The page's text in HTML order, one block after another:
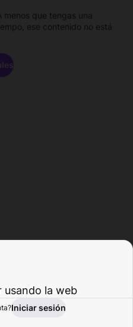
Actividad
menos que tengas una
ese contenido no está
usando la web
Iniciar sesión